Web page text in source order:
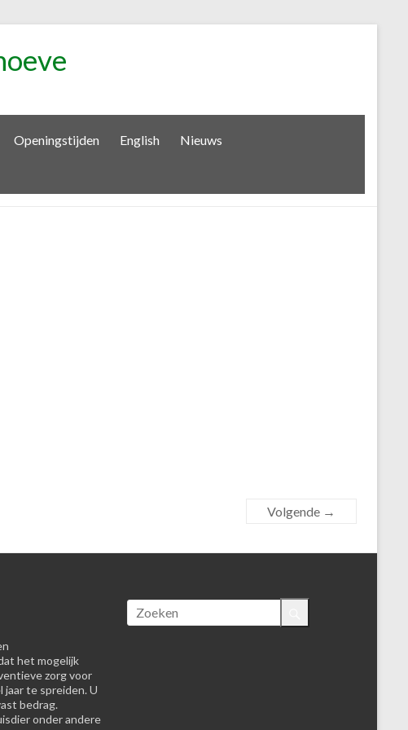
Openingstijden English Nieuws
Volgende →
het mogelijk
zorg voor
jaar te spreiden. U
bedrag.
onder andere